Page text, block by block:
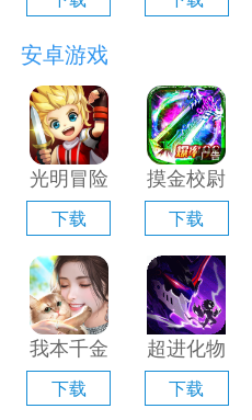
脑版「含
模拟器」
「含模拟
安卓游戏
光明冒险
电脑版
「含模拟
器」
下载
摸金校尉
之伏魔殿
电脑版
「含模拟
器」
下载
我本千金
手游电脑
版「含模
下载
超进化物
语2电脑
版「含模
下载